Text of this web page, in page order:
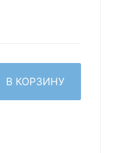
В КОРЗИНУ